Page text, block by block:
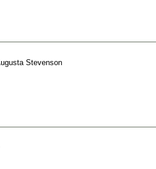
Stevenson